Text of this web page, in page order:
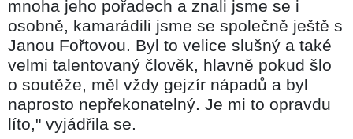
mnoha jeho pořadech a znali jsme se i
osobně, kamarádili jsme se společně ještě s
Janou Fořtovou. Byl to velice slušný a také
velmi talentovaný člověk, hlavně pokud šlo
o soutěže, měl vždy gejzír nápadů a byl
naprosto nepřekonatelný. Je mi to opravdu
líto," vyjádřila se.